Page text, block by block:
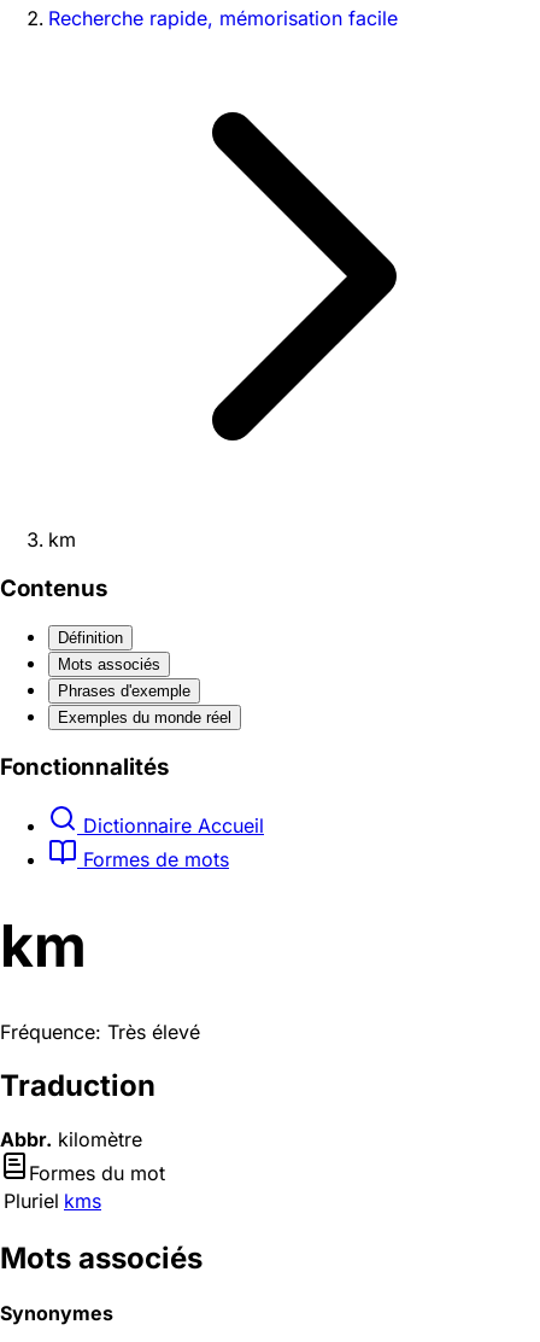
Recherche rapide, mémorisation facile
km
Contenus
Définition
Mots associés
Phrases d'exemple
Exemples du monde réel
Fonctionnalités
Dictionnaire Accueil
Formes de mots
km
Fréquence: Très élevé
Traduction
Abbr. kilomètre
Formes du mot
Pluriel kms
Mots associés
Synonymes